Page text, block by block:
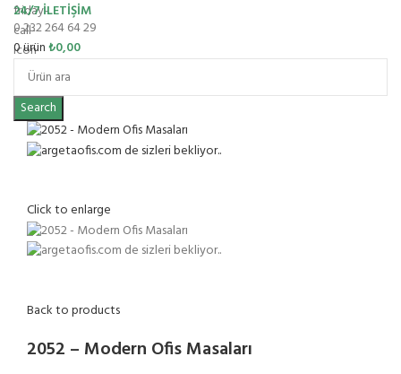
24/7 İLETİŞİM
0 232 264 64 29
0ürün₺0,00
Search
Click to enlarge
Back to products
2052 – Modern Ofis Masaları